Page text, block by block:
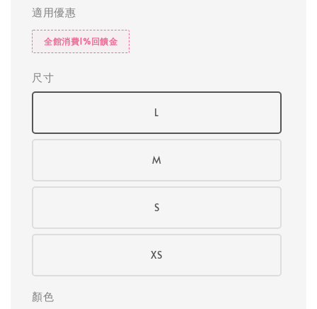
適用優惠
全館消費1%回饋金
尺寸
L
M
S
XS
顏色